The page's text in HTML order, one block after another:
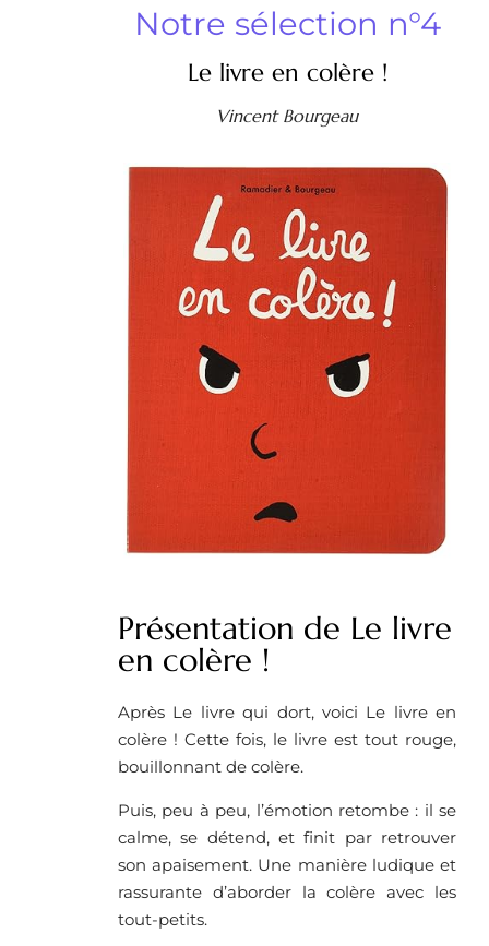
Notre sélection n°4
Le livre en colère !
Vincent Bourgeau
Présentation de Le livre
en colère !
Après Le livre qui dort, voici Le livre en
colère ! Cette fois, le livre est tout rouge,
bouillonnant de colère.
Puis, peu à peu, l’émotion retombe : il se
calme, se détend, et finit par retrouver
son apaisement. Une manière ludique et
rassurante d’aborder la colère avec les
tout-petits.